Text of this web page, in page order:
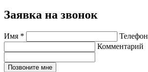
Заявка на звонок
Имя * Телефон
Комментарий
Позвоните мне